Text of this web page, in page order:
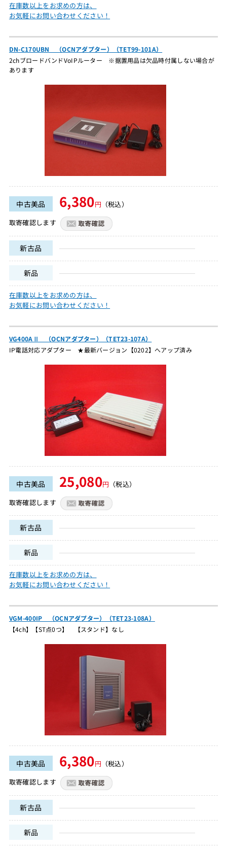
在庫数以上をお求めの方は、
お気軽にお問い合わせください！
DN-C170UBN （OCNアダプター）（TET99-101A）
2chブロードバンドVoIPルーター ※据置用品は欠品時付属しない場合が
あります
中古美品 6,380円 （税込）
取寄確認します
新古品
新品
在庫数以上をお求めの方は、
お気軽にお問い合わせください！
VG400AⅡ （OCNアダプター）（TET23-107A）
IP電話対応アダプター ★最新バージョン【0202】へアップ済み
中古美品 25,080円 （税込）
取寄確認します
新古品
新品
在庫数以上をお求めの方は、
お気軽にお問い合わせください！
VGM-400IP （OCNアダプター）（TET23-108A）
【4ch】【ST点0つ】 【スタンド】なし
中古美品 6,380円 （税込）
取寄確認します
新古品
新品